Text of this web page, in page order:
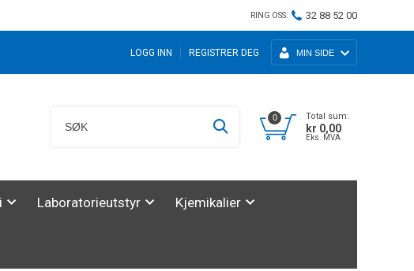
RING OSS: 32 88 52 00
MIN SIDE
LOGG INN REGISTRER DEG
0 Total sum:
kr 0,00
Eks. MVA
Laboratorieutstyr Kjemikalier